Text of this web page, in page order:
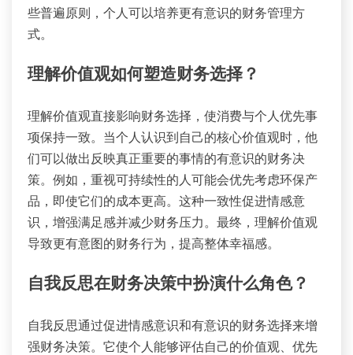
些普遍原则，个人可以培养更有意识的财务管理方
式。
理解价值观如何塑造财务选择？
理解价值观直接影响财务选择，使消费与个人优先事
项保持一致。当个人认识到自己的核心价值观时，他
们可以做出反映真正重要的事情的有意识的财务决
策。例如，重视可持续性的人可能会优先考虑环保产
品，即使它们的成本更高。这种一致性促进情感意
识，增强满足感并减少财务压力。最终，理解价值观
导致更有意图的财务行为，提高整体幸福感。
自我反思在财务决策中扮演什么角色？
自我反思通过促进情感意识和有意识的财务选择来增
强财务决策。它使个人能够评估自己的价值观、优先